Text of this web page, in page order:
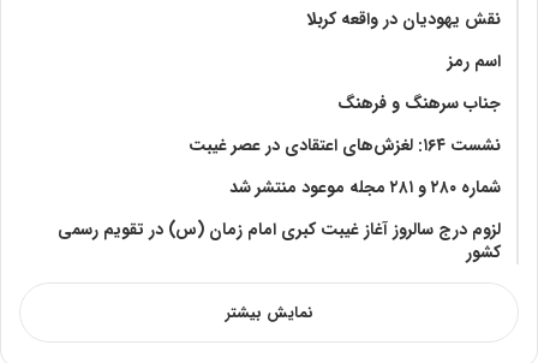
نقش یهودیان در واقعه کربلا
اسم رمز
جناب سرهنگ و فرهنگ
نشست ۱۶۴: لغزش‌های اعتقادی در عصر غیبت
شماره ۲۸۰ و ۲۸۱ مجله موعود منتشر شد
لزوم درج سالروز آغاز غیبت کبری امام زمان (س) در تقویم رسمی
کشور
نمایش بیشتر